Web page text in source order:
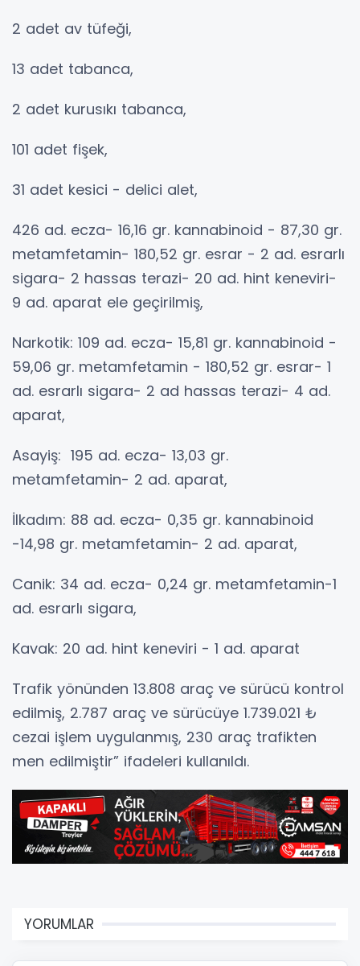
2 adet av tüfeği,
13 adet tabanca,
2 adet kurusıkı tabanca,
101 adet fişek,
31 adet kesici - delici alet,
426 ad. ecza- 16,16 gr. kannabinoid - 87,30 gr.
metamfetamin- 180,52 gr. esrar - 2 ad. esrarlı
sigara- 2 hassas terazi- 20 ad. hint keneviri-
9 ad. aparat ele geçirilmiş,
Narkotik: 109 ad. ecza- 15,81 gr. kannabinoid -
59,06 gr. metamfetamin - 180,52 gr. esrar- 1
ad. esrarlı sigara- 2 ad hassas terazi- 4 ad.
aparat,
Asayiş: 195 ad. ecza- 13,03 gr.
metamfetamin- 2 ad. aparat,
İlkadım: 88 ad. ecza- 0,35 gr. kannabinoid
-14,98 gr. metamfetamin- 2 ad. aparat,
Canik: 34 ad. ecza- 0,24 gr. metamfetamin-1
ad. esrarlı sigara,
Kavak: 20 ad. hint keneviri - 1 ad. aparat
Trafik yönünden 13.808 araç ve sürücü kontrol
edilmiş, 2.787 araç ve sürücüye 1.739.021 ₺
cezai işlem uygulanmış, 230 araç trafikten
men edilmiştir” ifadeleri kullanıldı.
YORUMLAR